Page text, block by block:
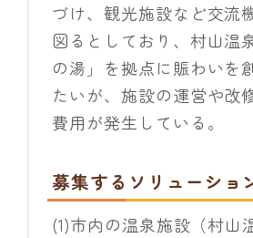
づけ、観光施設など交流
図るとしており、村山温
の湯」を拠点に賑わいを
たいが、施設の運営や改
費用が発生している。
募集するソリューショ
(1)市内の温泉施設（村山